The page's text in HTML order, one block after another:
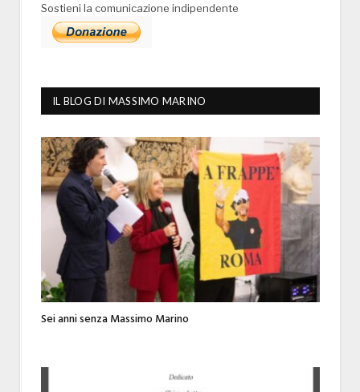
Sostieni la comunicazione indipendente
IL BLOG DI MASSIMO MARINO
Sei anni senza Massimo Marino